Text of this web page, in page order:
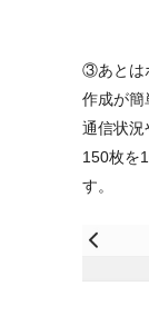
③あとは
作成が簡
通信状況
150枚を
す。